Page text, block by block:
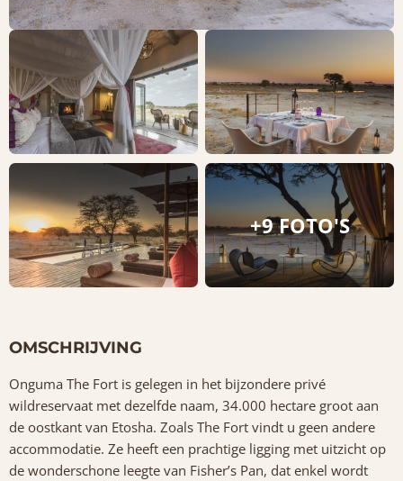
+9 FOTO'S
OMSCHRIJVING
Onguma The Fort is gelegen in het bijzondere privé
wildreservaat met dezelfde naam, 34.000 hectare groot aan
de oostkant van Etosha. Zoals The Fort vindt u geen andere
accommodatie. Ze heeft een prachtige ligging met uitzicht op
de wonderschone leegte van Fisher’s Pan, dat enkel wordt